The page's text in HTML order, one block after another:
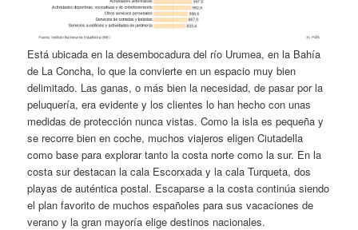
Está ubicada en la desembocadura del río Urumea, en la Bahía
de La Concha, lo que la convierte en un espacio muy bien
delimitado. Las ganas, o más bien la necesidad, de pasar por la
peluquería, era evidente y los clientes lo han hecho con unas
medidas de protección nunca vistas. Como la isla es pequeña y
se recorre bien en coche, muchos viajeros eligen Ciutadella
como base para explorar tanto la costa norte como la sur. En la
costa sur destacan la cala Escorxada y la cala Turqueta, dos
playas de auténtica postal. Escaparse a la costa continúa siendo
el plan favorito de muchos españoles para sus vacaciones de
verano y la gran mayoría elige destinos nacionales.